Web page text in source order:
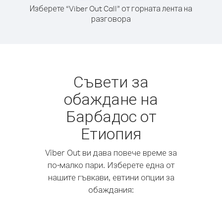
Изберете “Viber Out Call” от горната лента на
разговора
Съвети за
обаждане на
Барбадос от
Етиопия
Viber Out ви дава повече време за
по-малко пари. Изберете една от
нашите гъвкави, евтини опции за
обаждания: